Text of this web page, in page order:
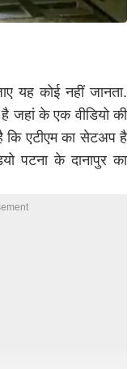
यह कोई नहीं जानता.
है जहां के एक वीडियो की
कि एटीएम का सेटअप है
पटना के दानापुर का